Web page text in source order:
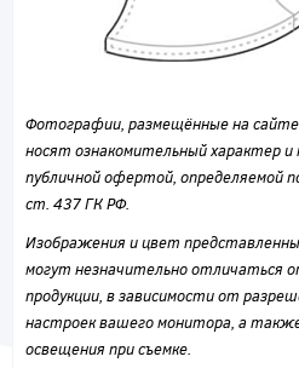
Фотографии, размещённые на сайте
носят ознакомительный характер
публичной офертой, определяемой
ст. 437 ГК РФ.
Изображения и цвет
могут незначительно отличаться
продукции, в зависимости от
настроек вашего монитора, а
освещения при съемке.